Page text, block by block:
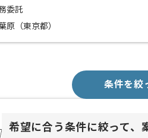
委託
原（東京都）
条件を絞
希望に合う条件に絞って、